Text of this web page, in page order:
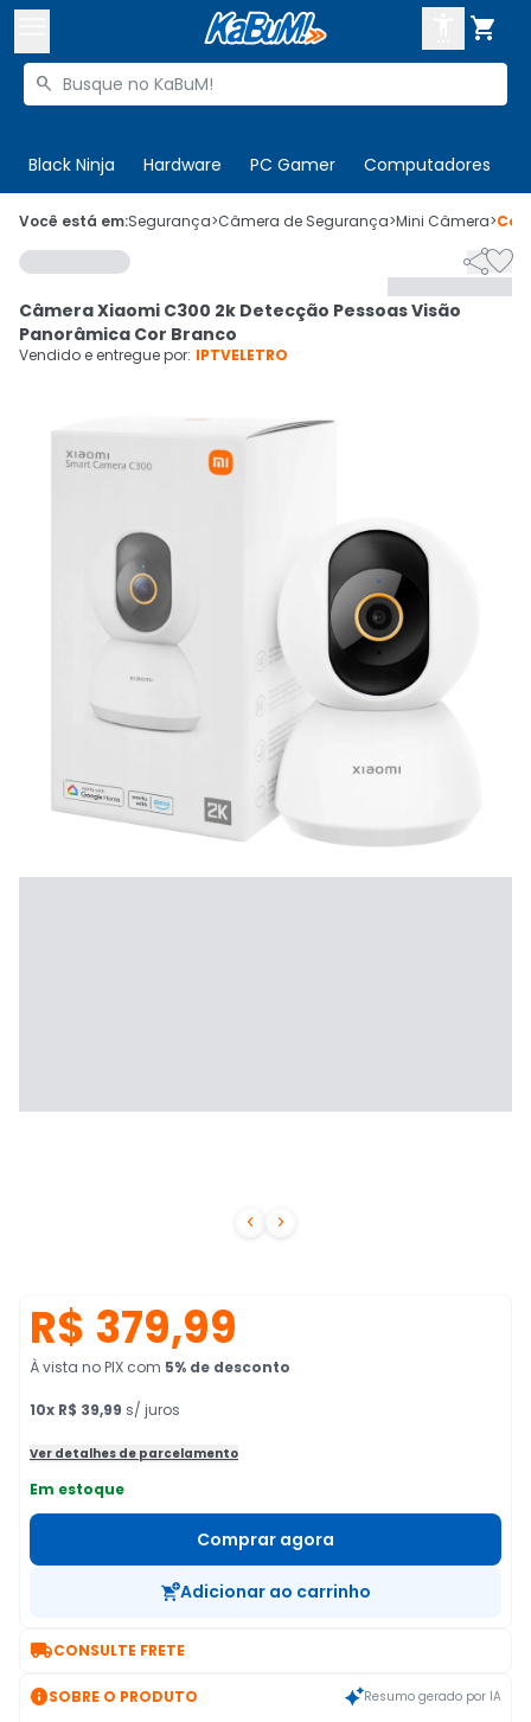

Buscar produtos

Black Ninja Hardware PC Gamer Computadores
 Olá. Acesse sua conta
 Departamentos
Cupons
Ativar tradutor em libras
CADASTRE-SE
Você está em:Segurança>Câmera de Segurança>Mini Câmera>
 

Câmera Xiaomi C300 2k Detecção Pessoas Visão
Panorâmica Cor Branco
Vendido e entregue por: IPTVELETRO
R$ 379,99
À vista no PIX com 5% de desconto
10x R$ 39,99 s/ juros
Ver detalhes de parcelamento
Em estoque
Comprar agora
Adicionar ao carrinho
CONSULTE FRETE
SOBRE O PRODUTO Resumo gerado por IA